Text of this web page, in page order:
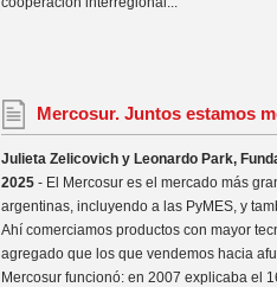
Mercosur. Juntos estamos
Julieta Zelicovich y Leonardo Park,
2025 - El Mercosur es el mercado más
argentinas, incluyendo a las PyMES, y
Ahí comerciamos productos con mayor
agregado que los que vendemos hacia
Mercosur funcionó: en 2007 explicaba el